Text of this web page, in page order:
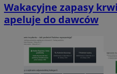
Wakacyjne zapasy
apeluje do dawców